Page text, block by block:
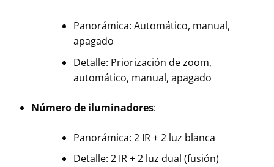
Panorámica: Automático, manual,
apagado
Detalle: Priorización de zoom,
automático, manual, apagado
Número de iluminadores:
Panorámica: 2 IR + 2 luz blanca
Detalle: 2 IR + 2 luz dual (fusión)